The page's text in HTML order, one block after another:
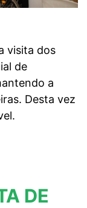
visita dos
de
a
Desta vez
DE